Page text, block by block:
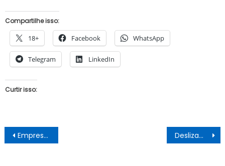
Compartilhe isso:
18+ Facebook WhatsApp
Telegram LinkedIn
Curtir isso:
Navegação
de
Empresário de Ouricuri enviou áudios dentro de porta-malas antes de ser assassinado Deslizamento de terra deixa três mortos e sete desaparecidos na Índia